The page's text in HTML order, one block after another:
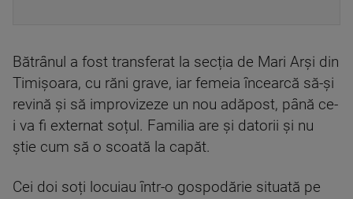
Bătrânul a fost transferat la secția de Mari Arși din
Timișoara, cu răni grave, iar femeia încearcă să-și
revină și să improvizeze un nou adăpost, până ce-
i va fi externat soțul. Familia are și datorii și nu
știe cum să o scoată la capăt.
Cei doi soți locuiau într-o gospodărie situată pe